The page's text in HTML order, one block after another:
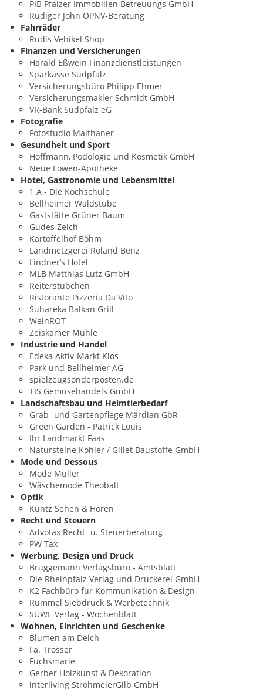
PIB Pfälzer Immobilien Betreuungs GmbH
Rüdiger John ÖPNV-Beratung
Fahrräder
Rudis Vehikel Shop
Finanzen und Versicherungen
Harald Eßwein Finanzdienstleistungen
Sparkasse Südpfalz
Versicherungsbüro Philipp Ehmer
Versicherungsmakler Schmidt GmbH
VR-Bank Südpfalz eG
Fotografie
Fotostudio Malthaner
Gesundheit und Sport
Hoffmann, Podologie und Kosmetik GmbH
Neue Löwen-Apotheke
Hotel, Gastronomie und Lebensmittel
1 A - Die Kochschule
Bellheimer Waldstube
Gaststätte Grüner Baum
Gudes Zeich
Kartoffelhof Böhm
Landmetzgerei Roland Benz
Lindner‘s Hotel
MLB Matthias Lutz GmbH
Reiterstübchen
Ristorante Pizzeria Da Vito
Suhareka Balkan Grill
WeinROT
Zeiskamer Mühle
Industrie und Handel
Edeka Aktiv-Markt Klos
Park und Bellheimer AG
spielzeugsonderposten.de
TIS Gemüsehandels GmbH
Landschaftsbau und Heimtierbedarf
Grab- und Gartenpflege Märdian GbR
Green Garden - Patrick Louis
Ihr Landmarkt Faas
Natursteine Kohler / Gillet Baustoffe GmbH
Mode und Dessous
Mode Müller
Wäschemode Theobalt
Optik
Kuntz Sehen & Hören
Recht und Steuern
Advotax Recht- u. Steuerberatung
PW Tax
Werbung, Design und Druck
Brüggemann Verlagsbüro - Amtsblatt
Die Rheinpfalz Verlag und Druckerei GmbH
K2 Fachbüro für Kommunikation & Design
Rummel Siebdruck & Werbetechnik
SÜWE Verlag - Wochenblatt
Wohnen, Einrichten und Geschenke
Blumen am Deich
Fa. Trösser
Fuchsmarie
Gerber Holzkunst & Dekoration
interliving StrohmeierGilb GmbH